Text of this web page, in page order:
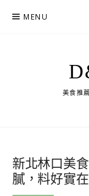
MENU
美食推
新北林口美
膩，料好實